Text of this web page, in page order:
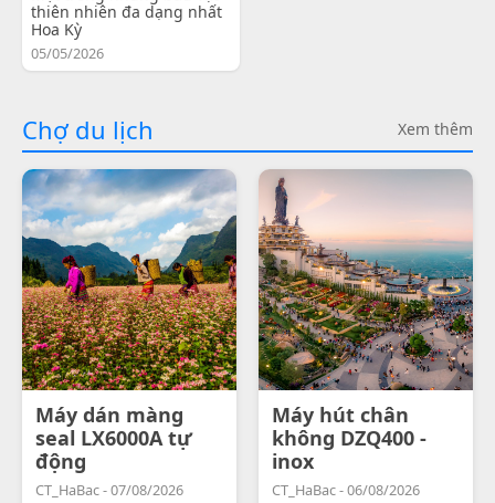
thiên nhiên đa dạng nhất
Hoa Kỳ
05/05/2026
Chợ du lịch Xem thêm
Máy dán màng
seal LX6000A tự
động
CT_HaBac - 07/08/2026
Máy hút chân
không DZQ400 -
inox
CT_HaBac - 06/08/2026